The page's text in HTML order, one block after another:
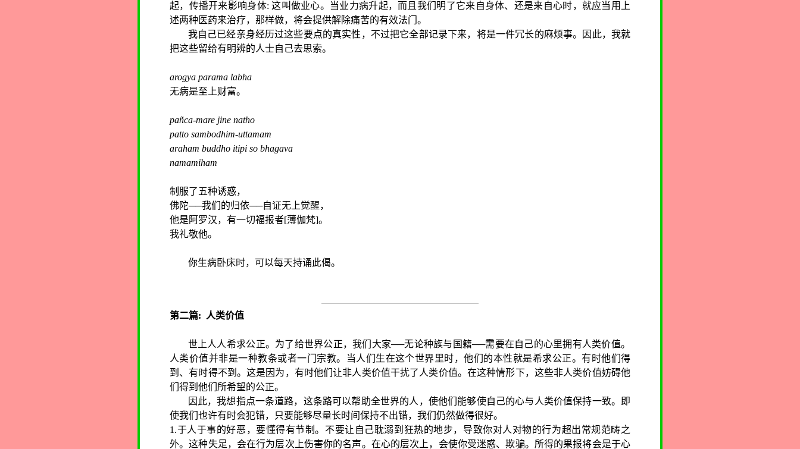
起，传播开来影响身体:这叫做业心。当业力病升起，而且我们明了它来自身体、还是来自心时，就应当用上
述两种医药来治疗，那样做，将会提供解除痛苦的有效法门。
我自己已经亲身经历过这些要点的真实性，不过把它全部记录下来，将是一件冗长的麻烦事。因此，我就
把这些留给有明辨的人士自己去思索。
arogya parama labha
无病是至上财富。
pañca-mare jine natho
patto sambodhim-uttamam
araham buddho itipi so bhagava
namamiham
制服了五种诱惑，
佛陀──我们的归依──自证无上觉醒，
他是阿罗汉，有一切福报者[薄伽梵]。
我礼敬他。
你生病卧床时，可以每天持诵此偈。
第二篇: 人类价值
世上人人希求公正。为了给世界公正，我们大家──无论种族与国籍──需要在自己的心里拥有人类价值。
人类价值并非是一种教条或者一门宗教。当人们生在这个世界里时，他们的本性就是希求公正。有时他们得
到、有时得不到。这是因为，有时他们让非人类价值干扰了人类价值。在这种情形下，这些非人类价值妨碍他
们得到他们所希望的公正。
因此，我想指点一条道路，这条路可以帮助全世界的人，使他们能够使自己的心与人类价值保持一致。即
使我们也许有时会犯错，只要能够尽量长时间保持不出错，我们仍然做得很好。
1.于人于事的好恶，要懂得有节制。不要让自己耽溺到狂热的地步，导致你对人对物的行为超出常规范畴之
外。这种失足，会在行为层次上伤害你的名声。在心的层次上，会使你受迷惑、欺骗。所得的果报将会是于心